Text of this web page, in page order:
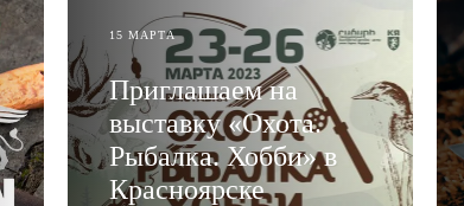
15 МАРТА
Приглашаем на
выставку «Охота.
Рыбалка. Хобби» в
Красноярске